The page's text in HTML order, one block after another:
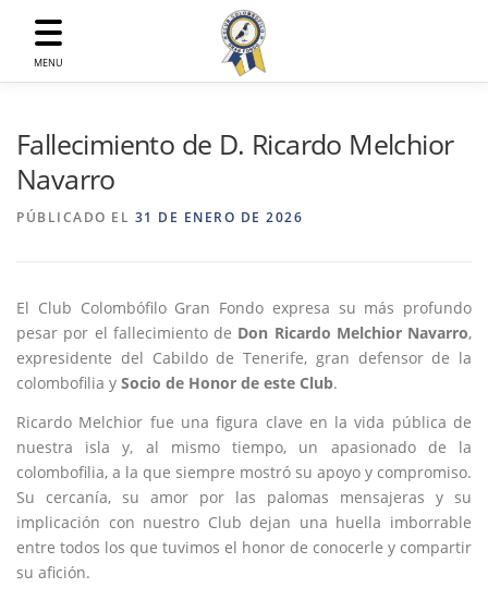
MENU
contenido
Fallecimiento de D. Ricardo Melchior
Navarro
PÚBLICADO EL 31 DE ENERO DE 2026
El Club Colombófilo Gran Fondo expresa su más profundo
pesar por el fallecimiento de Don Ricardo Melchior Navarro,
expresidente del Cabildo de Tenerife, gran defensor de la
colombofilia y Socio de Honor de este Club.
Ricardo Melchior fue una figura clave en la vida pública de
nuestra isla y, al mismo tiempo, un apasionado de la
colombofilia, a la que siempre mostró su apoyo y compromiso.
Su cercanía, su amor por las palomas mensajeras y su
implicación con nuestro Club dejan una huella imborrable
entre todos los que tuvimos el honor de conocerle y compartir
su afición.